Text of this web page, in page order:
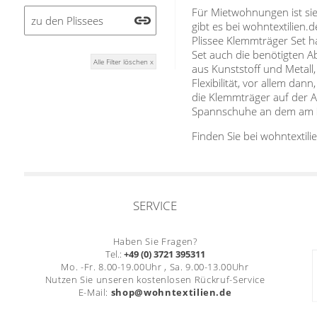
Stoffe
zu den Plissees
Alle Filter löschen x
Für Mietwohnungen ist
gibt es bei
Plissee Klemmträger Set
Set auch die benötigten
aus Kunststoff und
Flexibilität, vor allem
die Klemmträger auf der
Spannschuhe an dem
Finden Sie bei
SERVICE
Haben Sie Fragen?
Tel.: +49 (0) 3721 395311
Mo. -Fr. 8.00-19.00Uhr , Sa. 9.00-13.00Uhr
Nutzen Sie unseren kostenlosen Rückruf-Service
E-Mail: shop@wohntextilien.de